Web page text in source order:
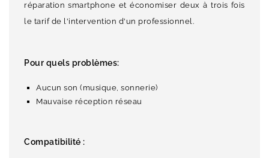
réparation smartphone et économiser deux à trois fois
le tarif de l'intervention d'un professionnel.
Pour quels problèmes:
Aucun son (musique, sonnerie)
Mauvaise réception réseau
Compatibilité :